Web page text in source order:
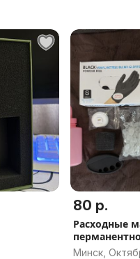
80 р.
Расходные
Минск,